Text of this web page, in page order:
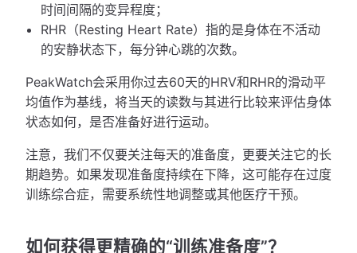
时间间隔的变异程度；
RHR（Resting Heart Rate）指的是身体在不活动
的安静状态下，每分钟心跳的次数。
PeakWatch会采用你过去60天的HRV和RHR的滑动平
均值作为基线，将当天的读数与其进行比较来评估身体
状态如何，是否准备好进行运动。
注意，我们不仅要关注每天的准备度，更要关注它的长
期趋势。如果发现准备度持续在下降，这可能存在过度
训练综合症，需要系统性地调整或其他医疗干预。
如何获得更精确的“训练准备度”？